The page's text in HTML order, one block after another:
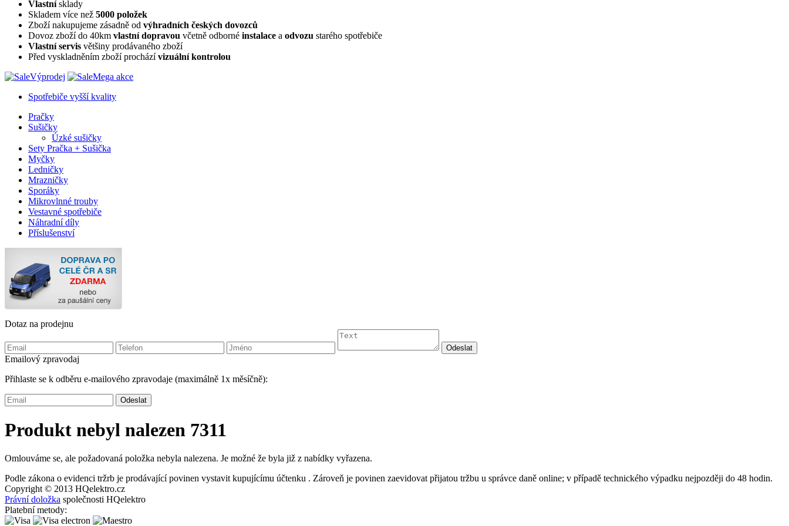
Vlastnísklady
Skladem více než 5000 položek
Zboží nakupujeme zásadně od výhradních českých dovozců
Dovoz zboží do 40km vlastní dopravou včetně odborné instalace a odvozu starého spotřebiče
Vlastní servis většiny prodávaného zboží
Před vyskladněním zboží procházívizuální kontrolou
Výprodej
Mega akce
Spotřebiče vyšší kvality
Pračky
Sušičky
Úzké sušičky
Sety Pračka + Sušička
Myčky
Ledničky
Mrazničky
Sporáky
Mikrovlnné trouby
Vestavné spotřebiče
Náhradní díly
Příslušenství
Dotaz na prodejnu
Emailový zpravodaj
Přihlaste se k odběru e-mailového zpravodaje (maximálně 1x měsíčně):
Produkt nebyl nalezen 7311
Omlouváme se, ale požadovaná položka nebyla nalezena. Je možné že byla již z nabídky vyřazena.
Podle zákona o evidenci tržrb je prodávající povinen vystavit kupujícímu účtenku . Zároveň je povinen zaevidovat přijatou tržbu u správce daně online; v případě technického výpadku nejpozději do 48 hodin.
Copyright © 2013 HQelektro.cz
Právní doložka společnosti HQelektro
Platební metody: